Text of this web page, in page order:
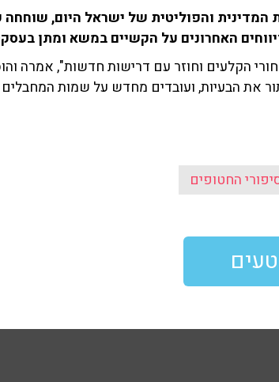
והפוליטית של ישראל היום, שוחחה
הקלעים וחוזר עם דרישות חדשות", אמרה
את הבעיות, ועובדים מחדש על שמות
החטופים